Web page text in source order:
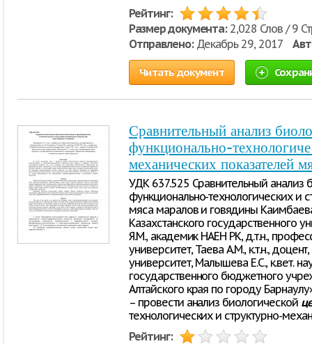
Рейтинг:
Размер документа:2,028 Слов / 9
Отправлено:Декабрь 29, 2017
Читать документ
Сравнительный анализ
функционально-
механических показателей
УДК 637.525 Сравнительный анализ
функционально-технологических и
мяса маралов и говядины
Казахстанского государственного
Я.М., академик НАЕН РК, д.т.н.,
университет, Таева А.М., к.т.н.,
университет, Малышева Е.С., к.вет.
государственного бюджетного
Алтайского края по городу
– провести анализ биологической
технологических и структурно-
Рейтинг: